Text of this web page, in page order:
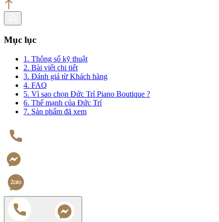
Mục lục
1. Thông số kỹ thuật
2. Bài viết chi tiết
3. Đánh giá từ Khách hàng
4. FAQ
5. Vì sao chọn Đức Trí Piano Boutique ?
6. Thế mạnh của Đức Trí
7. Sản phẩm đã xem